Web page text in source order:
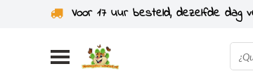
Voor 17 uur besteld, dezelfde dag
Enviado desde nuestro propio stock